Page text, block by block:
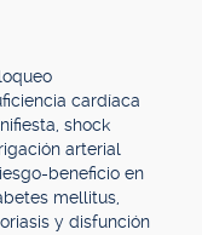
cardíaca
shock
arterial
beneficio en
mellitus,
y disfunción